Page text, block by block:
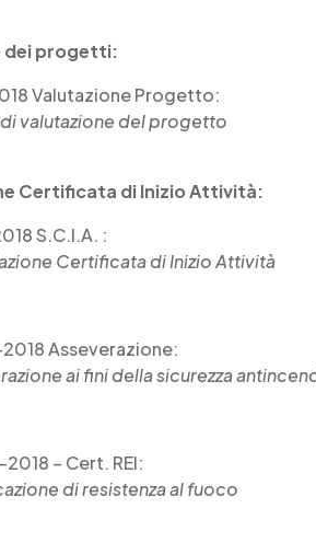
dei progetti:
Valutazione Progetto:
di valutazione del progetto
Certificata di Inizio Attività:
S.C.I.A. :
Certificata di Inizio Attività
2018 Asseverazione:
ai fini della sicurezza
2018 – Cert. REI:
di resistenza al fuoco